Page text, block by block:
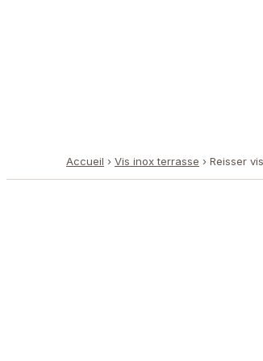
Accueil › Vis inox terrasse › Reisser